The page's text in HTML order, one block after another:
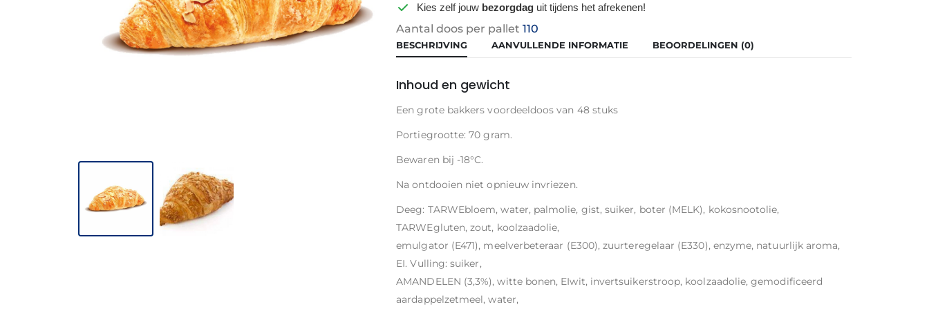
Kies zelf jouw bezorgdag uit tijdens het afrekenen!
Aantal doos per pallet110
BESCHRIJVING AANVULLENDE INFORMATIE BEOORDELINGEN (0)
Inhoud en gewicht
Een grote bakkers voordeeldoos van 48 stuks
Portiegrootte: 70 gram.
Bewaren bij -18°C.
Na ontdooien niet opnieuw invriezen.
Deeg: TARWEbloem, water, palmolie, gist, suiker, boter (MELK), kokosnootolie,
TARWEgluten, zout, koolzaadolie,
emulgator (E471), meelverbeteraar (E300), zuurteregelaar (E330), enzyme, natuurlijk aroma,
EI. Vulling: suiker,
AMANDELEN (3,3%), witte bonen, EIwit, invertsuikerstroop, koolzaadolie, gemodificeerd
aardappelzetmeel, water,